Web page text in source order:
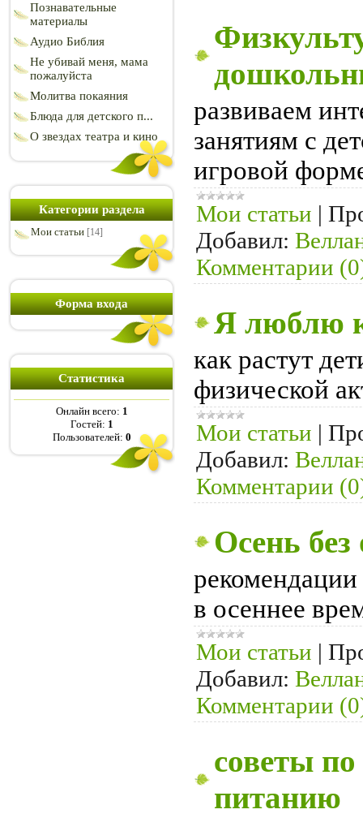
Познавательные
материалы
Аудио Библия
Не убивай меня, мама
пожалуйста
Молитва покаяния
Блюда для детского п...
О звездах театра и кино
Категории раздела
Мои статьи [14]
Форма входа
Статистика
Онлайн всего: 1
Гостей: 1
Пользователей: 0
развиваем
занятиям с
игровой
Мои статьи |
Добавил:
Комментарии
Я люблю
как растут
физической
Мои статьи |
Добавил:
Комментарии
Осень
в осеннее
Мои статьи |
Добавил:
Комментарии
советы
питанию